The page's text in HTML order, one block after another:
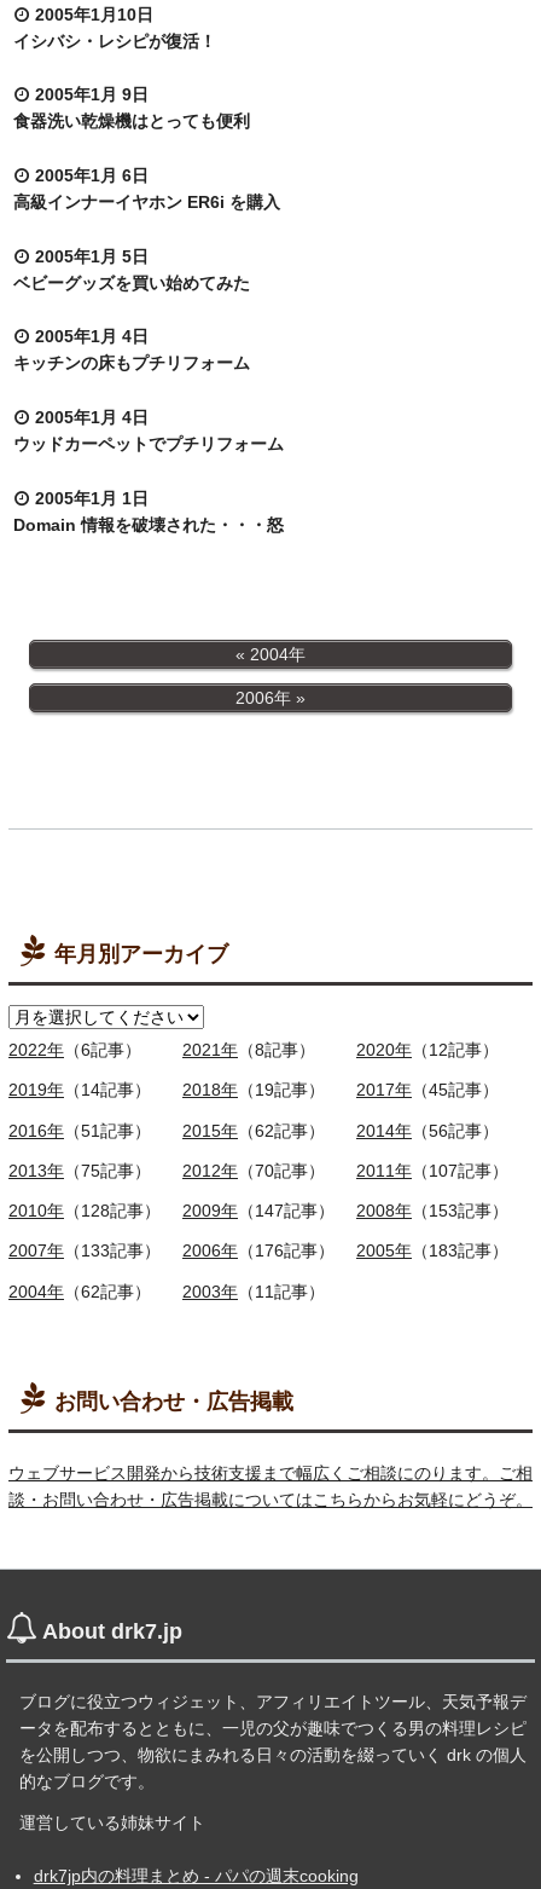
2005年1月10日
イシバシ・レシピが復活！
2005年1月 9日
食器洗い乾燥機はとっても便利
2005年1月 6日
高級インナーイヤホン ER6i を購入
2005年1月 5日
ベビーグッズを買い始めてみた
2005年1月 4日
キッチンの床もプチリフォーム
2005年1月 4日
ウッドカーペットでプチリフォーム
2005年1月 1日
Domain 情報を破壊された・・・怒
2004年
2006年
年月別アーカイブ
2022年 （6記事） 2021年 （8記事） 2020年 （12記事）
2019年 （14記事） 2018年 （19記事） 2017年 （45記事）
2016年 （51記事） 2015年 （62記事） 2014年 （56記事）
2013年 （75記事） 2012年 （70記事） 2011年 （107記事）
2010年 （128記事） 2009年 （147記事） 2008年 （153記事）
2007年 （133記事） 2006年 （176記事） 2005年 （183記事）
2004年 （62記事） 2003年 （11記事）
お問い合わせ・広告掲載
ウェブサービス開発から技術支援まで幅広くご相談にのります。ご相
談・お問い合わせ・広告掲載についてはこちらからお気軽にどうぞ。
About drk7.jp
ブログに役立つウィジェット、アフィリエイトツール、天気予報デ
ータを配布するとともに、一児の父が趣味でつくる男の料理レシピ
を公開しつつ、物欲にまみれる日々の活動を綴っていく drk の個人
的なブログです。
運営している姉妹サイト
drk7jp内の料理まとめ - パパの週末cooking